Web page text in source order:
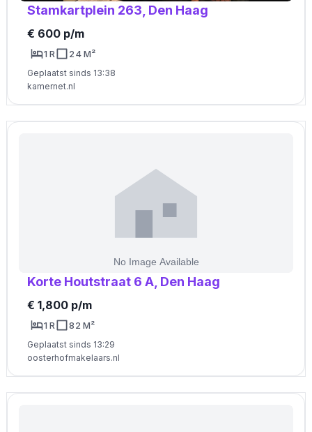
Stamkartplein 263, Den Haag
€ 600 p/m
1 R 24 M²
Geplaatst sinds 13:38
kamernet.nl
Korte Houtstraat 6 A, Den Haag
€ 1,800 p/m
1 R 82 M²
Geplaatst sinds 13:29
oosterhofmakelaars.nl